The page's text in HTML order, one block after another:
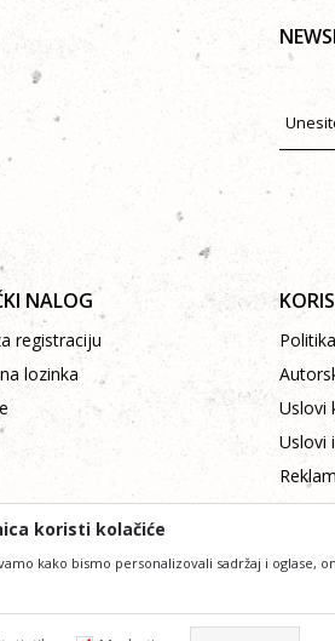
NALOG
registraciju
lozinka
Uslovi
Uslovi
koristi kolačiće
kako bismo personalizovali sadržaj i oglase,